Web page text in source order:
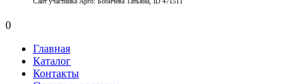
0
Главная
Каталог
Контакты